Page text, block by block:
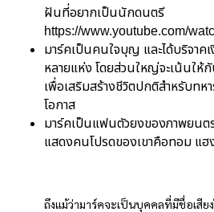
ฝันที่อยากเป็นนักดนตรี
https://www.youtube.com/
มาร์คเป็นคนใจบุญ และได้บริจา
หลายแห่ง โดยส่วนใหญ่จะเน้นใ
เพื่อเสริมสร้างชีวิตปกติสำหรับทห
โอกาส
มาร์คเป็นแฟนตัวยงของภาพยน
แสดงคนโปรดของเขาคือทอม แฮ
ถึงแม้ว่ามาร์คจะเป็นบุคคลที่มีชื่อเสียง